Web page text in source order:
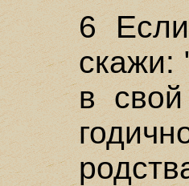
6
скажи:
в